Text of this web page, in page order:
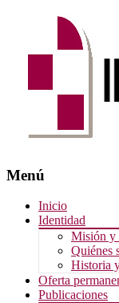
Menú
Saltar
contenido
Inicio
Identidad
Misión y
Quiénes
Historia
Oferta
Publicaciones